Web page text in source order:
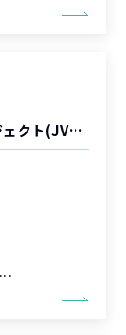
エネルギー関連会社の立ち上げプロジェクト(JV立ち上げ)